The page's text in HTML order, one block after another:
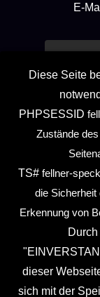
Diese Seite
PHPSESSID
Zustände
TS# fellner-
die Sicherheit
Erkennung von
dieser
sich mit der
E-
Montag:
Dienstag:
Freitag:
Sonntag: